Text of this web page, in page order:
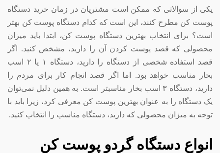
یکی از سوالاتی که ممکن است مشتریان در زمان خرید دستگاه
پوست کن مطرح کنند، این است که کدام دستگاه پوست کن بهتر
است؟ برای انتخاب بهترین دستگاه پوست کن، ابتدا باید میزان
محصولی که قصد پوست کردن آن را دارید، مشخص کنید. اگر
قصد استفاده شخصی از دستگاه را دارید، دستگاه ۱ یا ۲ اسب
بخار مناسب خواهد بود. اما اگر قصد انجام کار برای مردم را
دارید، دستگاه ۳ اسب بخار مناسبتر است. به همین دلیل نمی‌توان
یک دستگاه را به عنوان بهترین پوست کن معرفی کرد، زیرا باید با
توجه به میزان محصولی که دارید، دستگاه مناسب را انتخاب کنید.
انواع دستگاه گردو پوست کن